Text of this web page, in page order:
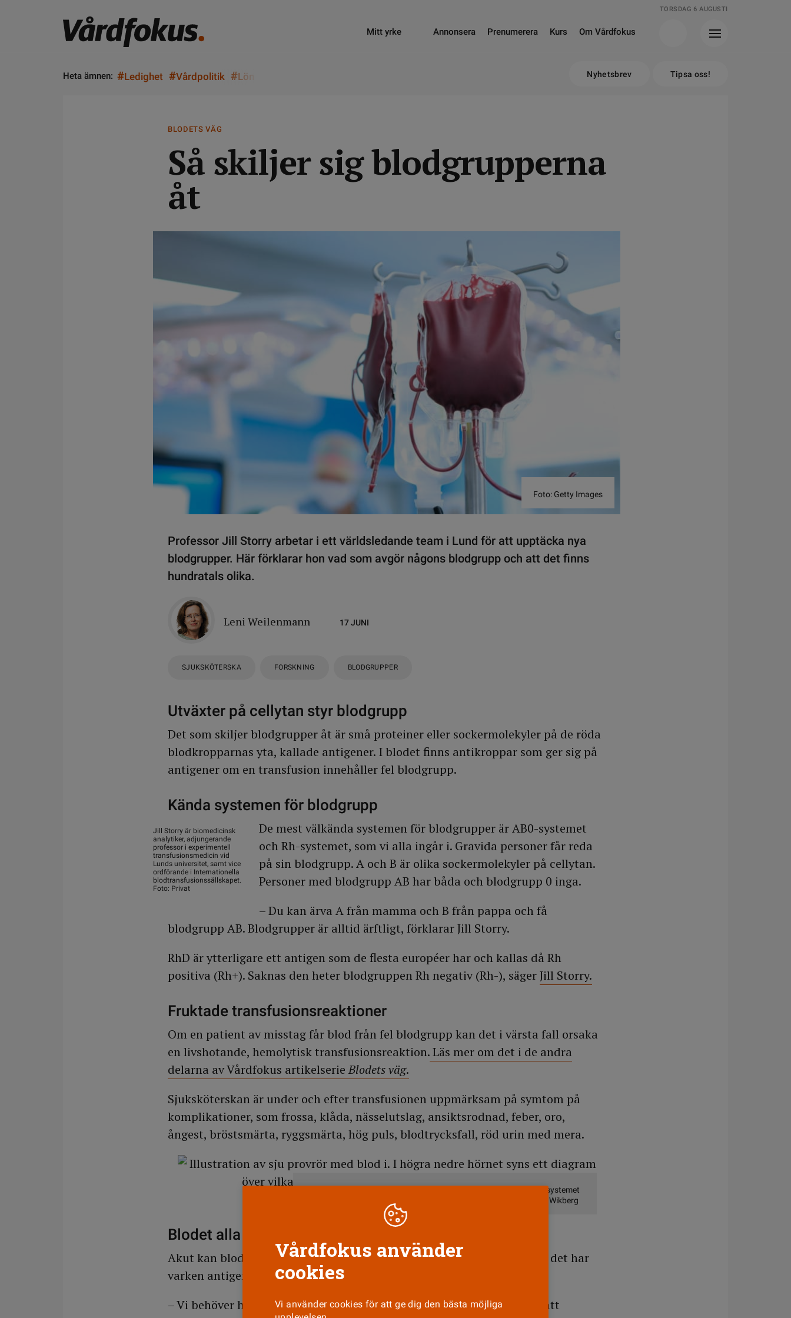
TORSDAG 6 AUGUSTI
Mitt yrke Annonsera Prenumerera Kurs Om Vårdfokus
Heta ämnen: #Ledighet #Vårdpolitik #Lön Nyhetsbrev Tipsa oss!
BLODETS VÄG
Så skiljer sig blodgrupperna
åt
Foto: Getty Images
Professor Jill Storry arbetar i ett världsledande team i Lund för att upptäcka nya
blodgrupper. Här förklarar hon vad som avgör någons blodgrupp och att det finns
hundratals olika.
Leni Weilenmann 17 JUNI
SJUKSKÖTERSKA FORSKNING BLODGRUPPER
Utväxter på cellytan styr blodgrupp
Det som skiljer blodgrupper åt är små proteiner eller sockermolekyler på de röda
blodkropparnas yta, kallade antigener. I blodet finns antikroppar som ger sig på
antigener om en transfusion innehåller fel blodgrupp.
Kända systemen för blodgrupp
Jill Storry är biomedicinsk
analytiker, adjungerande
professor i experimentell
transfusionsmedicin vid
Lunds universitet, samt vice
ordförande i Internationella
blodtransfusionssällskapet.
Foto: Privat
De mest välkända systemen för blodgrupper är AB0-systemet
och Rh-systemet, som vi alla ingår i. Gravida personer får reda
på sin blodgrupp. A och B är olika sockermolekyler på cellytan.
Personer med blodgrupp AB har båda och blodgrupp 0 inga.
– Du kan ärva A från mamma och B från pappa och få
blodgrupp AB. Blodgrupper är alltid ärftligt, förklarar Jill Storry.
RhD är ytterligare ett antigen som de flesta européer har och kallas då Rh
positiva (Rh+). Saknas den heter blodgruppen Rh negativ (Rh-), sägerJill Storry.
Fruktade transfusionsreaktioner
Om en patient av misstag får blod från fel blodgrupp kan det i värsta fall orsaka
en livshotande, hemolytisk transfusionsreaktion.Läs mer om det i de andra
delarna av Vårdfokus artikelserieBlodets väg.
Sjuksköterskan är under och efter transfusionen uppmärksam på symtom på
komplikationer, som frossa, klåda, nässelutslag, ansiktsrodnad, feber, oro,
ångest, bröstsmärta, ryggsmärta, hög puls, blodtrycksfall, röd urin med mera.
Figuren visar vilket blod (gäller erytrocyter) från blodgrupper i AB0-systemet
som kan transfunderas till vilken mottagare. Illustration: Madeleine Wikberg
Blodet alla kan ta emot
Akut kan blod med blodgruppen 0 Rh- (”noll- negativt”) ges till alla för det har
varken antigenerna A, B eller RhD.
– Vi behöver hushålla med det. Vi försöker och har kommit långt med att
Vårdfokus använder
cookies
Vi använder cookies för att ge dig den bästa möjliga